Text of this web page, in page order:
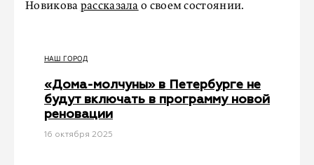
Новикова рассказала о своем состоянии.
НАШ ГОРОД
«‎Дома-молчуны»‎ в Петербурге не
будут включать в программу новой
реновации
16 октября 2025